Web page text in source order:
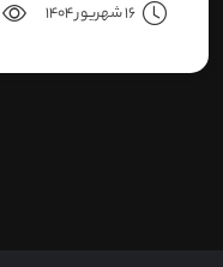
سری دوربین هاست.
16 شهریور 1404